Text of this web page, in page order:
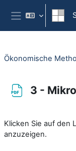
Zum Hauptinhalt
Website-
3 -
Klicken Sie auf den
anzuzeigen.